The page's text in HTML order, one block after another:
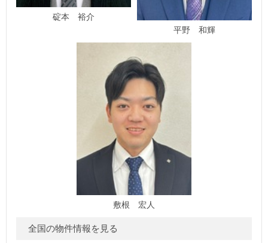
碇本 裕介
平野 和輝
敷根 宏人
全国の物件情報を見る